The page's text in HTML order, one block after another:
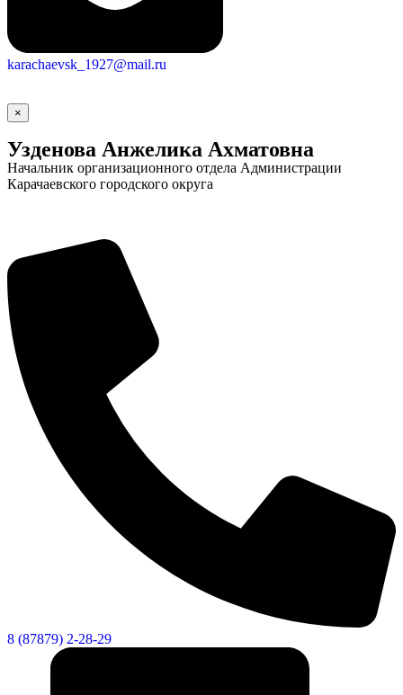
приемная
Культурный
код кластера
Социальные
karachaevsk_1927@mail.ru
×
Узденова Анжелика Ахматовна
Начальник организационного отдела Администрации
Карачаевского городского округа
8 (87879) 2-28-29